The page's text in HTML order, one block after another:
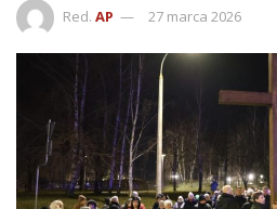
Red. AP 27 marca 2026